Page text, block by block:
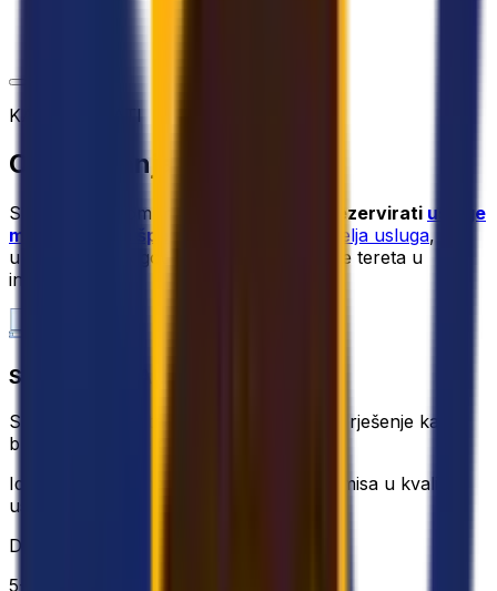
KAKO POSLATI
Opcije slanja dokumenata
S Eurosenderom možete usporediti i rezervirati usluge
međunarodne špedicije
više pružatelja usluga,
uključujući prilagođena rješenja za slanje tereta u
inozemstvo.
STANDARD PALLET
Standardna paletna dostava za isplativo rješenje kada
brza dostava nije glavna briga.
Idealno za nehitne pošiljke bez kompromisa u kvaliteti
usluge.
DOSTAVA
5-10 radnih dana